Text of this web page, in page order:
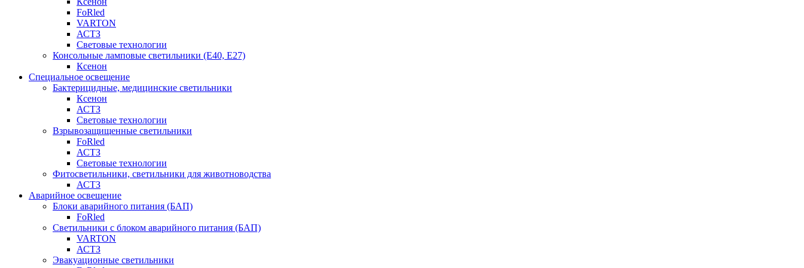
FoRled
VARTON
АСТЗ
Световые технологии
Консольные ламповые светильники (Е40, Е27)
Ксенон
Специальное освещение
Бактерицидные, медицинские светильники
Ксенон
АСТЗ
Световые технологии
Взрывозащищенные светильники
FoRled
АСТЗ
Световые технологии
Фитосветильники, светильники для животноводства
АСТЗ
Аварийное освещение
Блоки аварийного питания (БАП)
FoRled
Светильники с блоком аварийного питания (БАП)
VARTON
АСТЗ
Эвакуационные светильники